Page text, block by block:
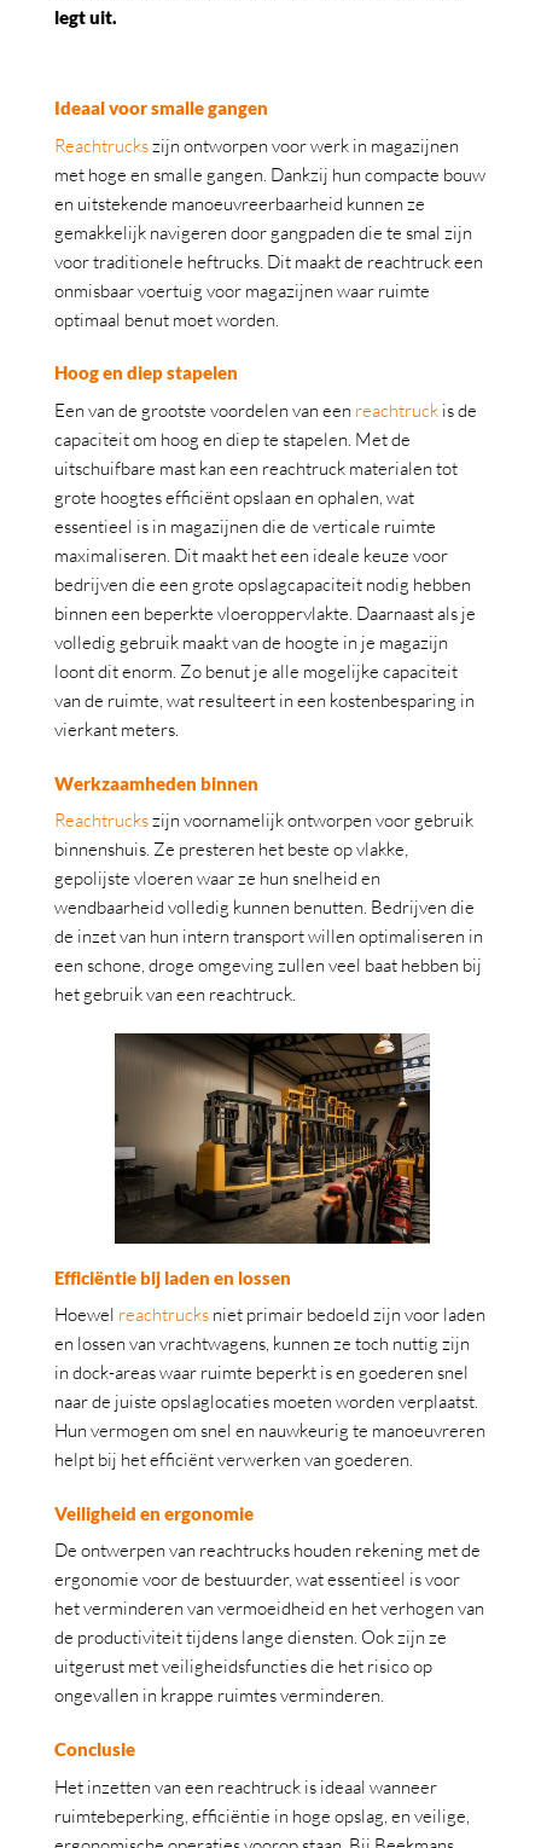
legt uit.
Ideaal voor smalle gangen
Reachtruckszijn ontworpen voor werk in magazijnen
met hoge en smalle gangen. Dankzij hun compacte bouw
en uitstekende manoeuvreerbaarheid kunnen ze
gemakkelijk navigeren door gangpaden die te smal zijn
voor traditionele heftrucks. Dit maakt de reachtruck een
onmisbaar voertuig voor magazijnen waar ruimte
optimaal benut moet worden.
Hoog en diep stapelen
Een van de grootste voordelen van een reachtruck is de
capaciteit om hoog en diep te stapelen. Met de
uitschuifbare mast kan een reachtruck materialen tot
grote hoogtes efficiënt opslaan en ophalen, wat
essentieel is in magazijnen die de verticale ruimte
maximaliseren. Dit maakt het een ideale keuze voor
bedrijven die een grote opslagcapaciteit nodig hebben
binnen een beperkte vloeroppervlakte. Daarnaast als je
volledig gebruik maakt van de hoogte in je magazijn
loont dit enorm. Zo benut je alle mogelijke capaciteit
van de ruimte, wat resulteert in een kostenbesparing in
vierkant meters.
Werkzaamheden binnen
Reachtruckszijn voornamelijk ontworpen voor gebruik
binnenshuis. Ze presteren het beste op vlakke,
gepolijste vloeren waar ze hun snelheid en
wendbaarheid volledig kunnen benutten. Bedrijven die
de inzet van hun intern transport willen optimaliseren in
een schone, droge omgeving zullen veel baat hebben bij
het gebruik van een reachtruck.
Efficiëntie bij laden en lossen
Hoewel reachtrucks niet primair bedoeld zijn voor laden
en lossen van vrachtwagens, kunnen ze toch nuttig zijn
in dock-areas waar ruimte beperkt is en goederen snel
naar de juiste opslaglocaties moeten worden verplaatst.
Hun vermogen om snel en nauwkeurig te manoeuvreren
helpt bij het efficiënt verwerken van goederen.
Veiligheid en ergonomie
De ontwerpen van reachtrucks houden rekening met de
ergonomie voor de bestuurder, wat essentieel is voor
het verminderen van vermoeidheid en het verhogen van
de productiviteit tijdens lange diensten. Ook zijn ze
uitgerust met veiligheidsfuncties die het risico op
ongevallen in krappe ruimtes verminderen.
Conclusie
Het inzetten van een reachtruck is ideaal wanneer
ruimtebeperking, efficiëntie in hoge opslag, en veilige,